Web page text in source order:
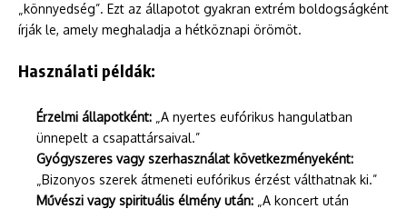
„könnyedség”. Ezt az állapotot gyakran extrém boldogságként
írják le, amely meghaladja a hétköznapi örömöt.
Használati példák:
Érzelmi állapotként: „A nyertes eufórikus hangulatban
ünnepelt a csapattársaival.”
Gyógyszeres vagy szerhasználat következményeként:
„Bizonyos szerek átmeneti eufórikus érzést válthatnak ki.”
Művészi vagy spirituális élmény után: „A koncert után